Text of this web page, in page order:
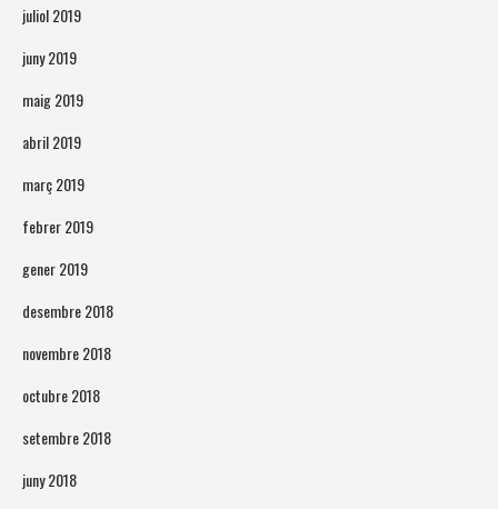
juliol 2019
juny 2019
maig 2019
abril 2019
març 2019
febrer 2019
gener 2019
desembre 2018
novembre 2018
octubre 2018
setembre 2018
juny 2018